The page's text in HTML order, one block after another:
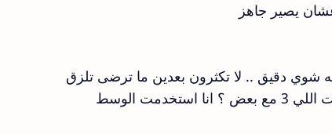
يصير جاهز
دقيق .. لا تكثرون بعدين ما ترضى تلزق
الوسط